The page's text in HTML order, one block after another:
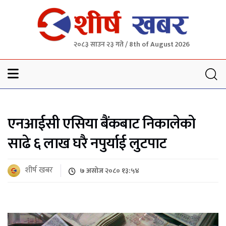
२०८३ साउन २३ गते / 8th of August 2026
एनआईसी एसिया बैंकबाट निकालेको
साढे ६ लाख घरै नपुर्याई लुटपाट
शीर्ष खबर ७ असोज २०८० १३:५४